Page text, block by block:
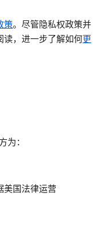
策。尽管隐私权政策并
读，进一步了解如何更
为：
美国法律运营